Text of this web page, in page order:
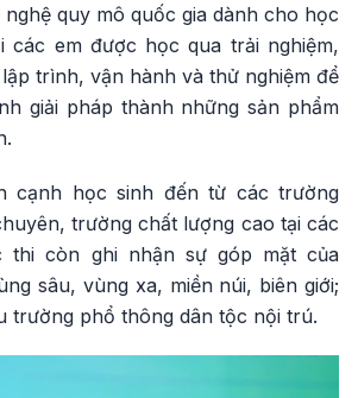
quy mô quốc gia dành cho học
các em được học qua trải nghiệm,
trình, vận hành và thử nghiệm để
giải pháp thành những sản phẩm
cạnh học sinh đến từ các trường
trường chất lượng cao tại các
thi còn ghi nhận sự góp mặt của
sâu, vùng xa, miền núi, biên giới;
trường phổ thông dân tộc nội trú.